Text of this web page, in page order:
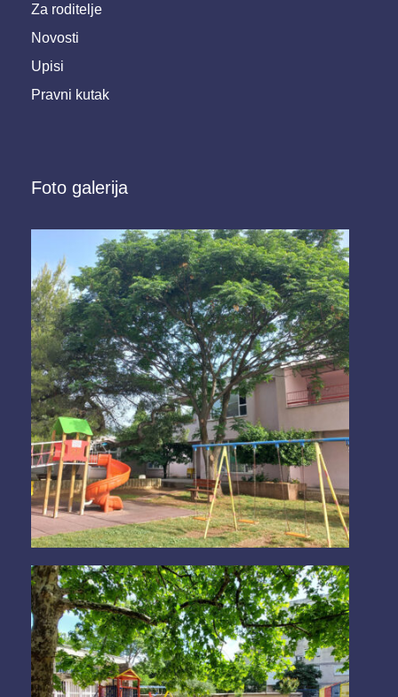
Za roditelje
Novosti
Upisi
Pravni kutak
Foto galerija